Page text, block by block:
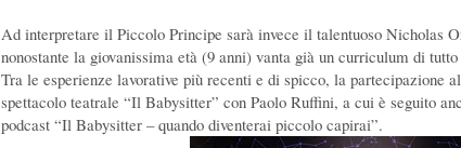
Ad interpretare il Piccolo Principe sarà invece il talentuoso Nicholas
nonostante la giovanissima età (9 anni) vanta già un curriculum di
Tra le esperienze lavorative più recenti e di spicco, la partecipazione
spettacolo teatrale “Il Babysitter” con Paolo Ruffini, a cui è seguito
podcast “Il Babysitter – quando diventerai piccolo capirai”.